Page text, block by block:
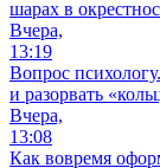
шарах в
Вчера,
13:19
Вопрос
и разорвать
Вчера,
13:08
Как вовремя